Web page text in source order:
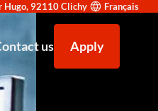
Hugo, 92110 Clichy Français
adapté à votre objectif
et réseau
Web Application Firewall)
Office 365
à Redsup
us Apply